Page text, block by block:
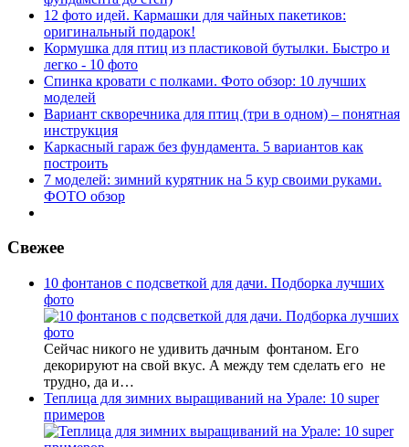
12 фото идей. Кармашки для чайных пакетиков:
оригинальный подарок!
Кормушка для птиц из пластиковой бутылки. Быстро и
легко - 10 фото
Спинка кровати с полками. Фото обзор: 10 лучших
моделей
Вариант скворечника для птиц (три в одном) – понятная
инструкция
Каркасный гараж без фундамента. 5 вариантов как
построить
7 моделей: зимний курятник на 5 кур своими руками.
ФОТО обзор
Свежее
10 фонтанов с подсветкой для дачи. Подборка лучших
фото
Сейчас никого не удивить дачным фонтаном. Его
декорируют на свой вкус. А между тем сделать его не
трудно, да и…
Теплица для зимних выращиваний на Урале: 10 super
примеров